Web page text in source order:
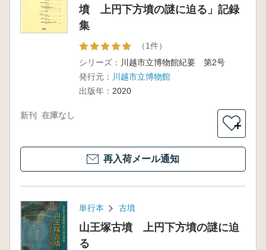
墳 上円下方墳の謎に迫る」記録
集
（1件）
シリーズ： 川越市立博物館紀要 第2号
発行元： 川越市立博物館
出版年： 2020
新刊 在庫なし
＋
再入荷メール通知
単行本 古墳
山王塚古墳 上円下方墳の謎に迫
る